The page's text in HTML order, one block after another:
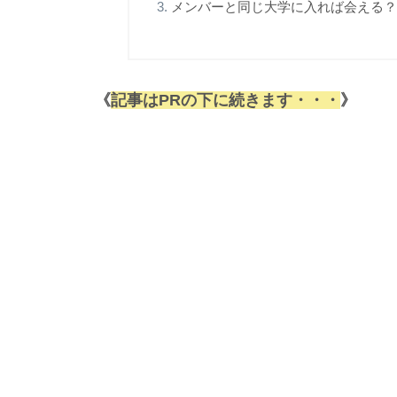
メンバーと同じ大学に入れば会える？
《記事はPRの下に続きます・・・ 》